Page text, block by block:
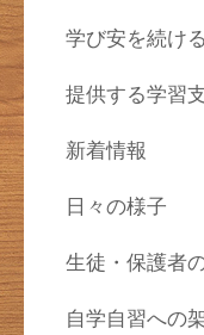
学び安を続け
提供する学習
新着情報
日々の様子
生徒・保護者
自学自習への